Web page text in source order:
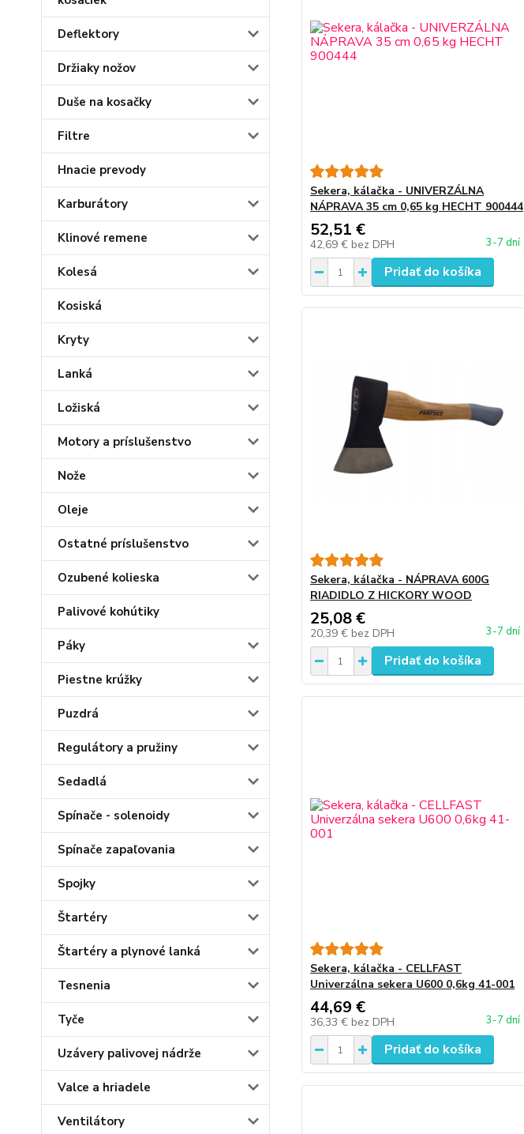
Deflektory
Držiaky nožov
Duše na kosačky
Filtre
Hnacie prevody
Karburátory
Klinové remene
Kolesá
Kosiská
Kryty
Lanká
Ložiská
Motory a príslušenstvo
Nože
Oleje
Ostatné príslušenstvo
Ozubené kolieska
Palivové kohútiky
Páky
Piestne krúžky
Puzdrá
Regulátory a pružiny
Sedadlá
Spínače - solenoidy
Spínače zapaľovania
Spojky
Štartéry
Štartéry a plynové lanká
Tesnenia
Tyče
Uzávery palivovej nádrže
Valce a hriadele
Ventilátory
Sekera, kálačka - UNIVERZÁLNA
NÁPRAVA 35 cm 0,65 kg HECHT 900444
52,51 €
42,69 € bez DPH 3-7 dní
Pridať do košíka
Sekera, kálačka - NÁPRAVA 600G
RIADIDLO Z HICKORY WOOD
25,08 €
20,39 € bez DPH 3-7 dní
Pridať do košíka
Sekera, kálačka - CELLFAST
Univerzálna sekera U600 0,6kg 41-001
44,69 €
36,33 € bez DPH 3-7 dní
Pridať do košíka